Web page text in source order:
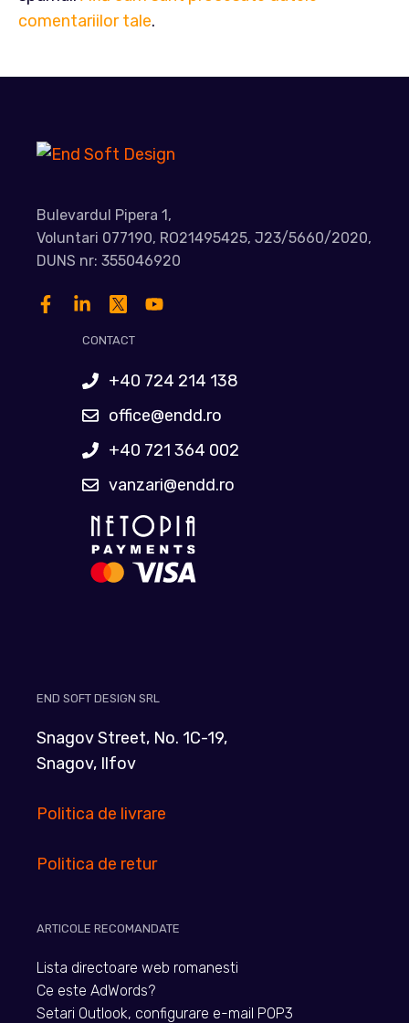
comentariilor tale.
Bulevardul Pipera 1,
Voluntari 077190, RO21495425, J23/5660/2020,
DUNS nr: 355046920
CONTACT
+40 724 214 138
office@endd.ro
+40 721 364 002
vanzari@endd.ro
END SOFT DESIGN SRL
Snagov Street, No. 1C-19,
Snagov, Ilfov
Politica de livrare
Politica de retur
ARTICOLE RECOMANDATE
Lista directoare web romanesti
Ce este AdWords?
Setari Outlook, configurare e-mail POP3